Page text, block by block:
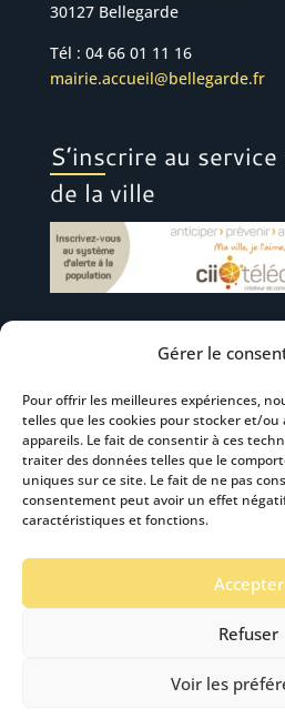
Gérer le
Pour offrir les meilleures expériences,
telles que les cookies pour stocker et/
appareils. Le fait de consentir à ces
traiter des données telles que le
uniques sur ce site. Le fait de ne pas
consentement peut avoir un effet
caractéristiques et fonctions.
Accepter
Refuser
Voir les
30127 Bellegarde
Tél : 04 66 01 11 16
mairie.accueil@bellegarde.fr
S’inscrire au
de la ville
Suivez-nous
S’abonner à la